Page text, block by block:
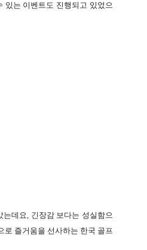
있는 이벤트도 진행되고 있었으
데요, 긴장감 보다는 성실함으
로 즐거움을 선사하는 한국 골프